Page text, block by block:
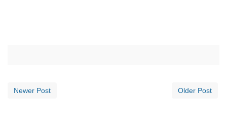
Newer Post Older Post